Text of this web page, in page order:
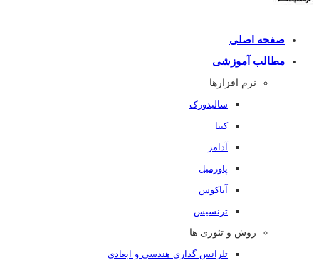
صفحه اصلی
مطالب آموزشی
نرم افزارها
سالیدورک
کتیا
آدامز
پاورمیل
آباکوس
ترنسیس
روش و تئوری ها
تلرانس گذاری هندسی و ابعادی